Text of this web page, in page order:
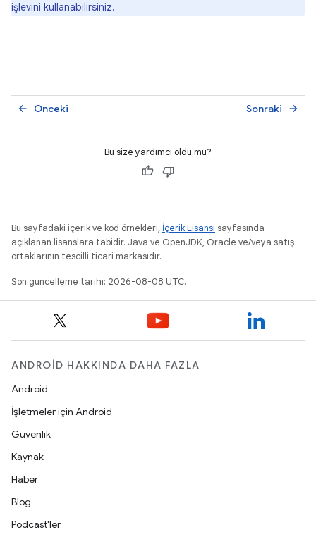
işlevini kullanabilirsiniz.
Önceki
arrow_back Sonraki arrow_forward
Bu size yardımcı oldu mu?
Bu sayfadaki içerik ve kod örnekleri, İçerik Lisansı sayfasında
açıklanan lisanslara tabidir. Java ve OpenJDK, Oracle ve/veya satış
ortaklarının tescilli ticari markasıdır.
Son güncelleme tarihi: 2026-08-08 UTC.
ANDROID HAKKINDA DAHA FAZLA
Android
İşletmeler için Android
Güvenlik
Kaynak
Haber
Blog
Podcast'ler